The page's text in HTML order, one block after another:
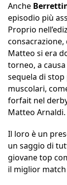
Anche
episodio più
Proprio
consacrazione,
Matteo si era
torneo, a
sequela di
muscolari,
forfait nel
Matteo Arnaldi.
Il loro è un
un saggio di
giovane top
il miglior